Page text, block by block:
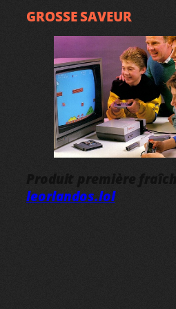
GROSSE SAVEUR
Produit première
leorlandos.lol